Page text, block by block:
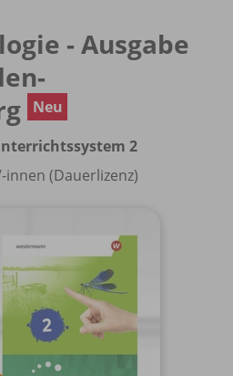
- Ausgabe
Neu
2
-innen (Dauerlizenz)